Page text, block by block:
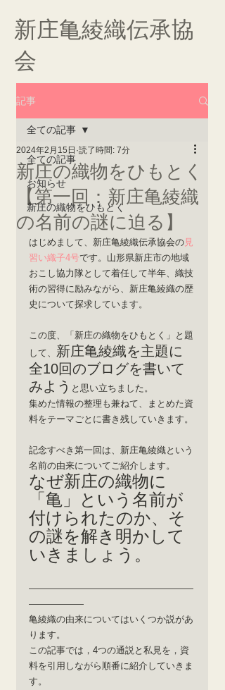
新庄亀綾織伝承協
会
記事
全ての記事
お知らせ
新庄の織物をひもとく
全ての記事
新庄の織物をひもとく
【第一回：新庄亀綾織
の名前の謎に迫る】
2024年2月15日 読了時間: 7分
はじめまして、新庄亀綾織伝承協会の 見
習い織子4号です。山形県新庄市の地域
おこし協力隊として着任して半年、織技
術の習得に励みながら、新庄亀綾織の歴
史について探求しています。
この度、「新庄の織物をひもとく」と題
して、 新庄亀綾織を主題に
全10回のブログを書いて
みよう と思い立ちました。
集めた情報の整理も兼ねて、まとめた資
料をテーマごとに書き残していきます。
記念すべき第一回は、新庄亀綾織という
名前の由来についてご紹介します。
なぜ新庄の織物に
「亀」という名前が
付けられたのか、そ
の謎を解き明かして
いきましょう。
――――――――――――――――――
――――――
亀綾織の由来についてはいくつか説があ
ります。
この記事では，4つの通説と私見を，資
料を引用しながら順番に紹介していきま
す。